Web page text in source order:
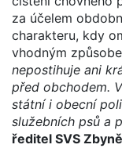
za účelem
charakteru, kdy
vhodným
nepostihuje ani
před obchodem.
státní i obecní
služebních psů a
ředitel SVS